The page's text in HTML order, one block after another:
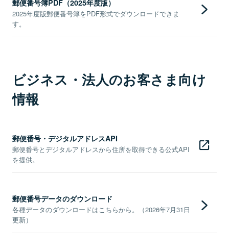
郵便番号簿PDF（2025年度版）
2025年度版郵便番号簿をPDF形式でダウンロードできま
す。
ビジネス・法人のお客さま向け
情報
郵便番号・デジタルアドレスAPI
郵便番号とデジタルアドレスから住所を取得できる公式API
を提供。
郵便番号データのダウンロード
各種データのダウンロードはこちらから。（2026年7月31日
更新）